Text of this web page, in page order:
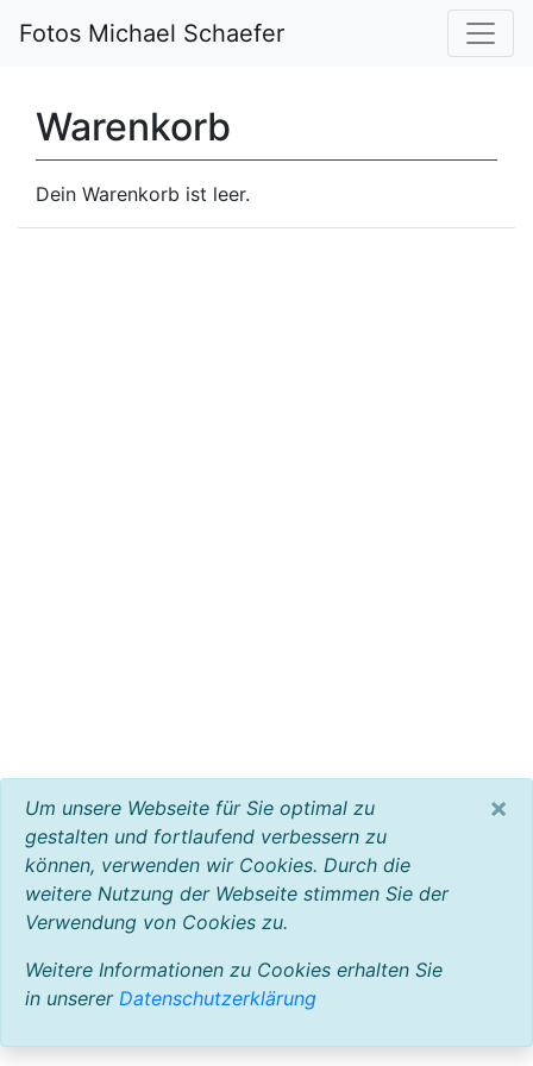
Fotos Michael Schaefer
Warenkorb
Dein Warenkorb ist leer.
Um unsere Webseite für Sie optimal zu
gestalten und fortlaufend verbessern zu
können, verwenden wir Cookies. Durch die
weitere Nutzung der Webseite stimmen Sie der
Verwendung von Cookies zu.
Weitere Informationen zu Cookies erhalten Sie
in unserer Datenschutzerklärung
×